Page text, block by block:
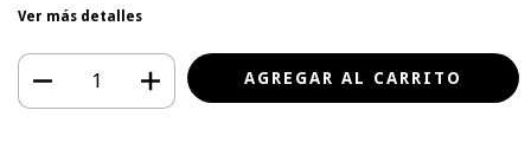
Ver más detalles